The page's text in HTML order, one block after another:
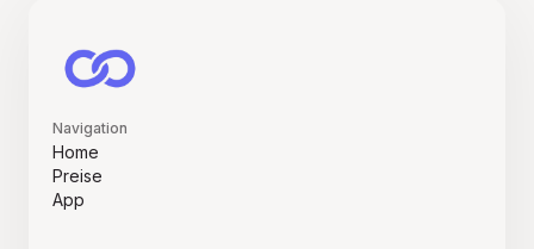
Navigation
Home
Preise
App